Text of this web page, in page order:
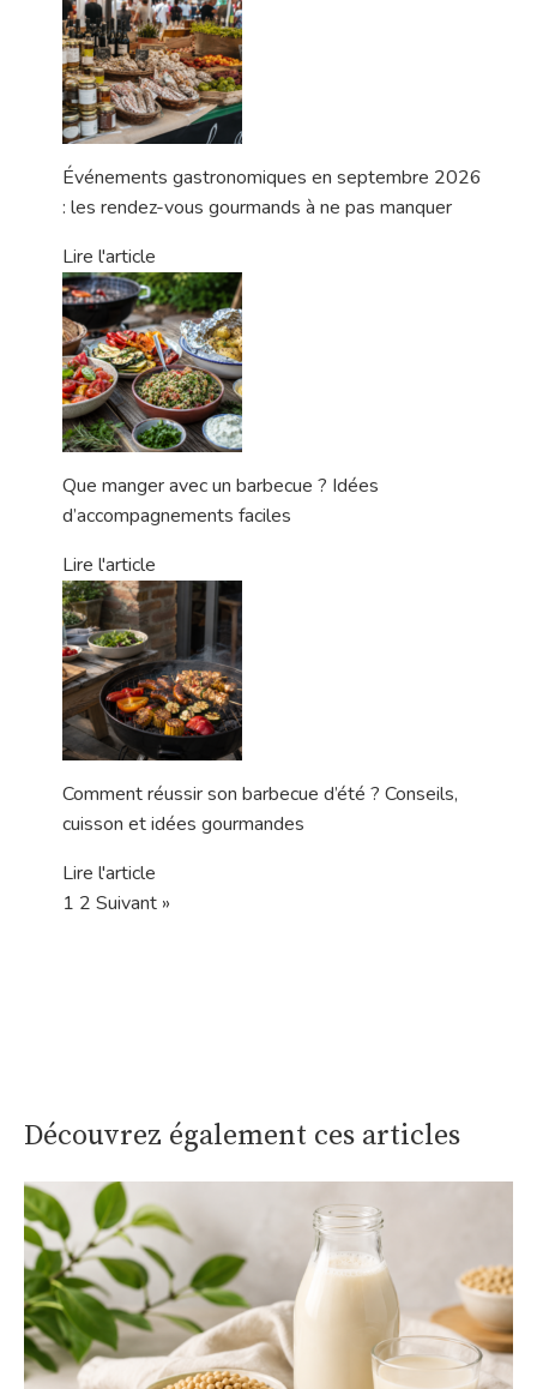
Événements gastronomiques en septembre 2026
: les rendez-vous gourmands à ne pas manquer
Lire l'article
Que manger avec un barbecue ? Idées
d’accompagnements faciles
Lire l'article
Comment réussir son barbecue d’été ? Conseils,
cuisson et idées gourmandes
Lire l'article
1 2 Suivant »
Découvrez également ces articles